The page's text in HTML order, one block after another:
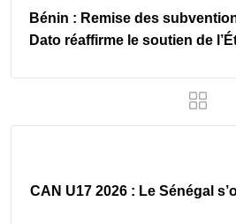
Bénin : Remise des
Dato réaffirme le soutien de
CAN U17 2026 : Le Sénégal